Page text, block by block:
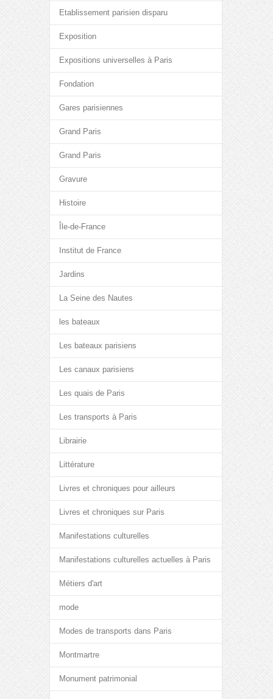
Etablissement parisien disparu
Exposition
Expositions universelles à Paris
Fondation
Gares parisiennes
Grand Paris
Grand Paris
Gravure
Histoire
Île-de-France
Institut de France
Jardins
La Seine des Nautes
les bateaux
Les bateaux parisiens
Les canaux parisiens
Les quais de Paris
Les transports à Paris
Librairie
Littérature
Livres et chroniques pour ailleurs
Livres et chroniques sur Paris
Manifestations culturelles
Manifestations culturelles actuelles à Paris
Métiers d'art
mode
Modes de transports dans Paris
Montmartre
Monument patrimonial